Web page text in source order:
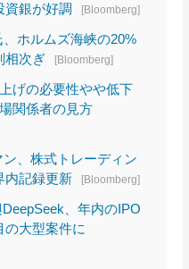
資銀が好調
[Bloomberg]
、ホルムズ海峡の20%
相次ぎ
[Bloomberg]
げの必要性やや低下
関係者の見方
ン、株式トレーディン
内記録更新
[Bloomberg]
、年内のIPO
の大型案件に